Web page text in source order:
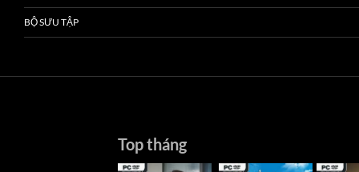
BỘ SƯU TẬP
Top tháng